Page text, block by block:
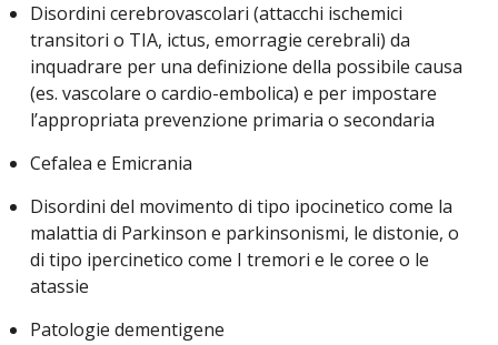
Disordini cerebrovascolari (attacchi ischemici
transitori o TIA, ictus, emorragie cerebrali) da
inquadrare per una definizione della possibile causa
(es. vascolare o cardio-embolica) e per impostare
l’appropriata prevenzione primaria o secondaria
Cefalea e Emicrania
Disordini del movimento di tipo ipocinetico come la
malattia di Parkinson e parkinsonismi, le distonie, o
di tipo ipercinetico come I tremori e le coree o le
atassie
Patologie dementigene